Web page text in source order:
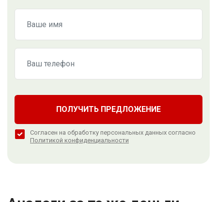
ПОЛУЧИТЬ ПРЕДЛОЖЕНИЕ
Согласен на обработку персональных данных согласно
Политикой конфиденциальности